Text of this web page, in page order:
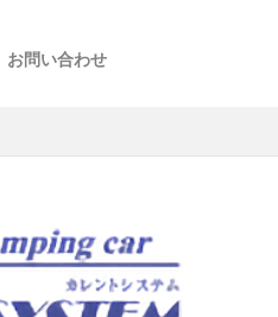
お問い合わせ